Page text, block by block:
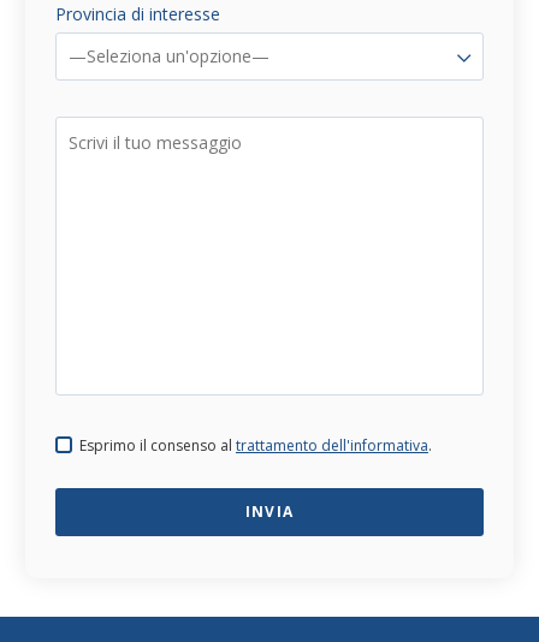
Provincia di interesse
—Seleziona un'opzione—
Esprimo il consenso al trattamento dell'informativa.